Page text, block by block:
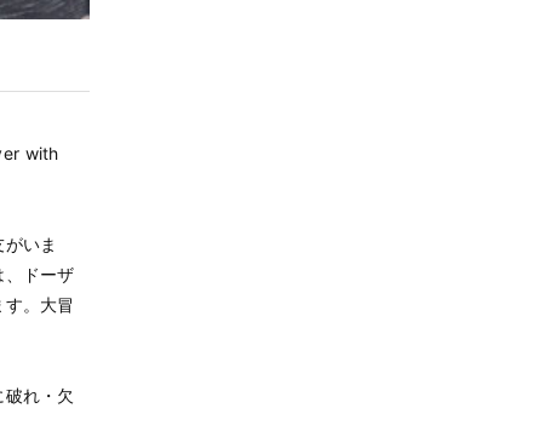
with
いま
、ドーザ
。大冒
れ・欠